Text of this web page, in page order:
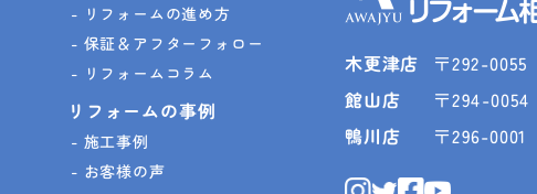
リフォームの進め方
保証＆アフターフォロー
リフォームコラム
リフォームの事例
施工事例
お客様の声
木更津店 〒292-0055
館山店 〒294-0054
鴨川店 〒296-0001